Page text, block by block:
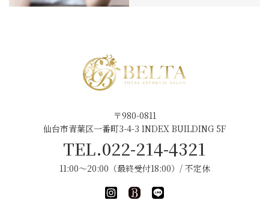
〒980-0811
仙台市青葉区一番町3-4-3 INDEX BUILDING 5F
TEL.022-214-4321
11:00～20:00（最終受付18:00）/ 不定休